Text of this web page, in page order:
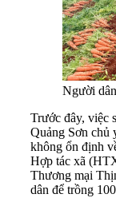
Người
Trước đây, việc
Quảng Sơn chủ
không ổn định
Hợp tác xã
Thương mại
dân để trồng